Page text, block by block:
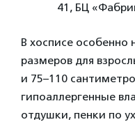
41, БЦ
В хосписе
размеров для
и 75–110
гипоаллергенные
отдушки, пенки по